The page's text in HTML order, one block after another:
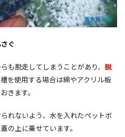
ぐ
も脱走してしまうことがあり、 脱
を使用する場合は綿やアクリル板
きます。
れないよう、水を入れたペットボ
の上に乗せています。